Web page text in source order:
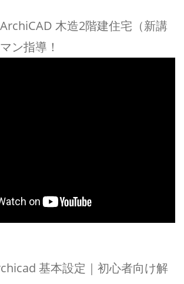
ArchiCAD 木造2階建住宅（新講
ン指導！
基本設定｜初心者向け解